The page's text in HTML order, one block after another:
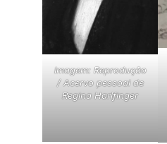
Imagem: Reprodução
/ Acervo pessoal de
Regina Harlfinger